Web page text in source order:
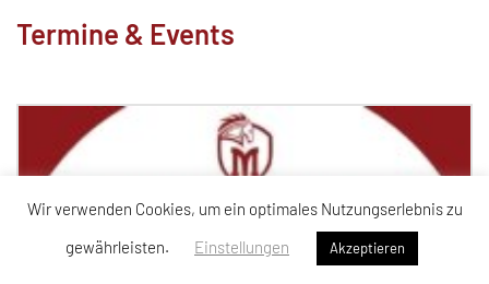
Termine & Events
Wir verwenden Cookies, um ein optimales Nutzungserlebnis zu
gewährleisten.
Einstellungen Akzeptieren